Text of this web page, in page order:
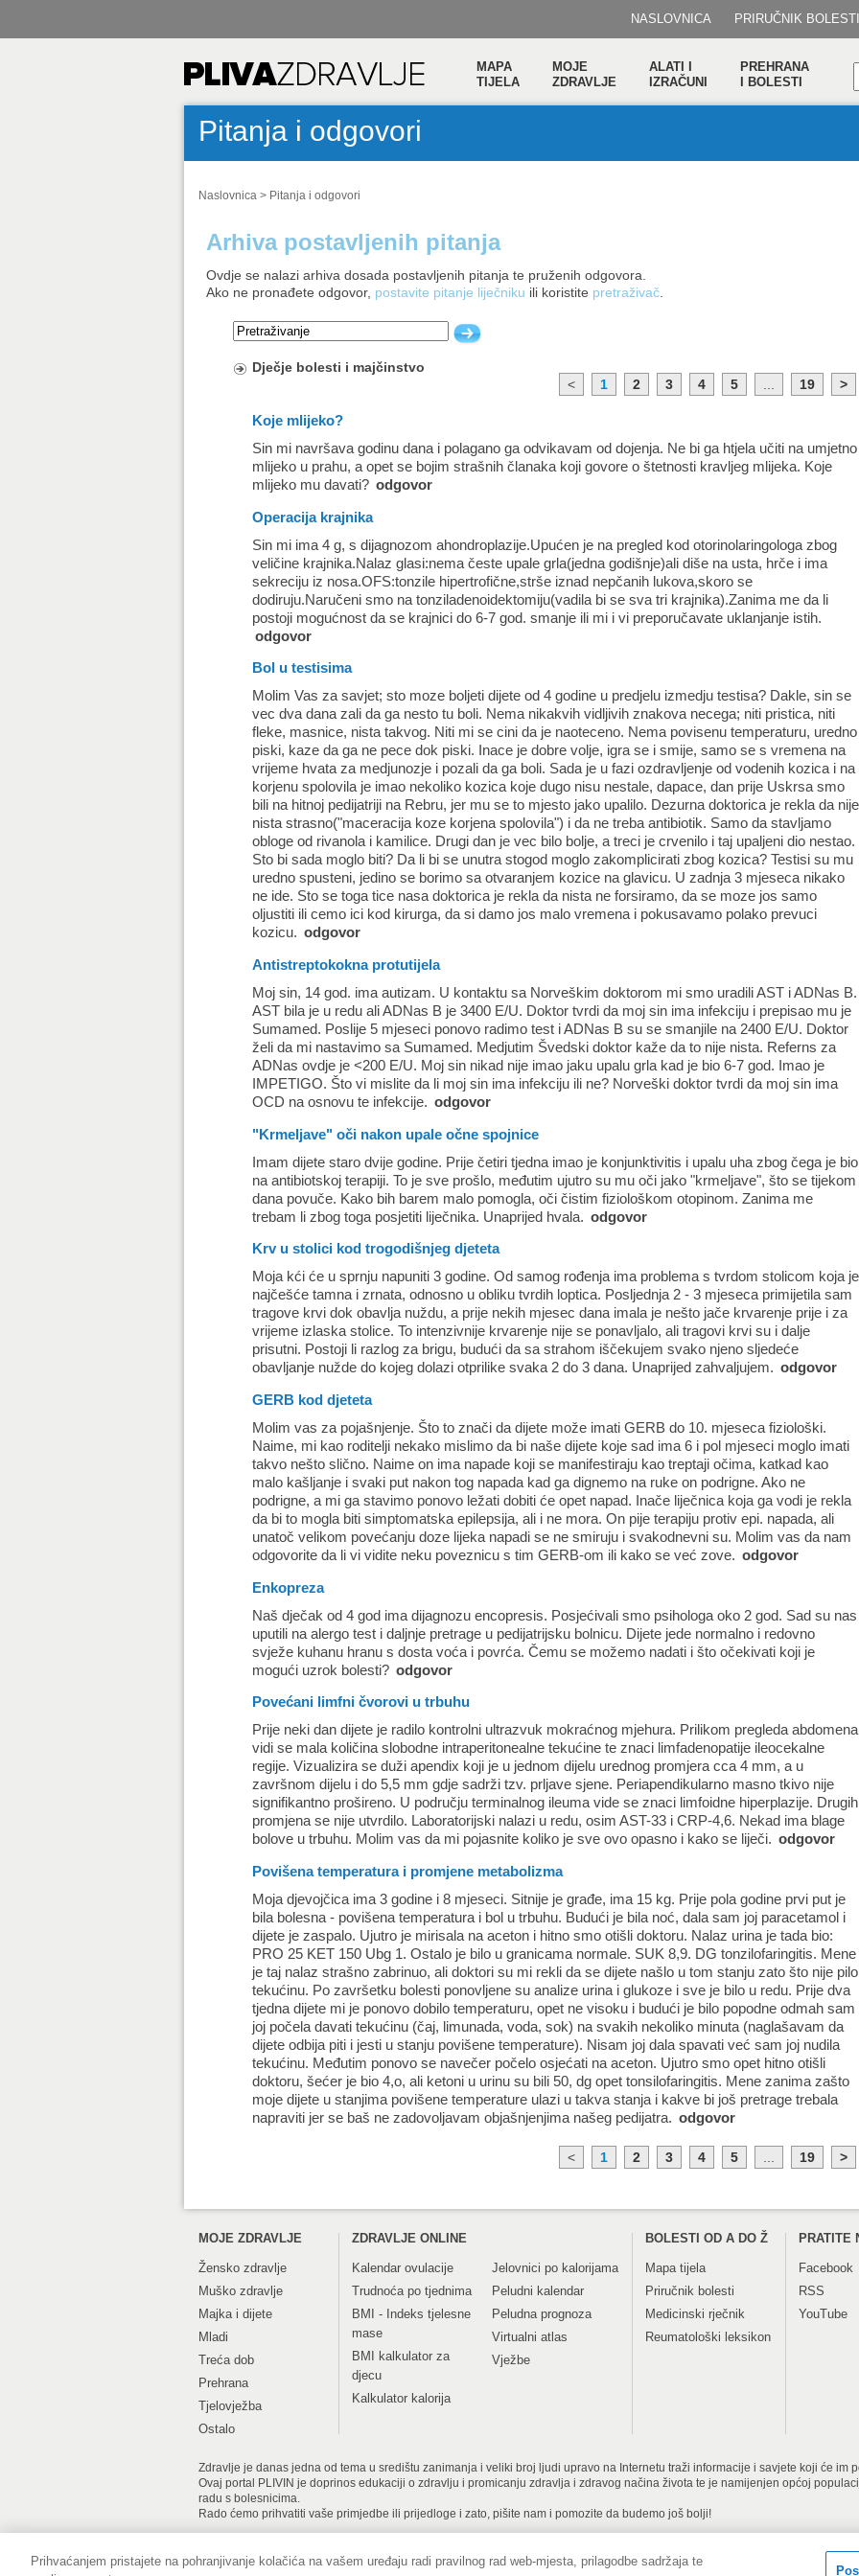
NASLOVNICA PRIRUČNIK BOLESTI
MAPA
TIJELA
MOJE
ZDRAVLJE
ALATI I
IZRAČUNI
PREHRANA
I BOLESTI
Pitanja i odgovori
Naslovnica > Pitanja i odgovori
Arhiva postavljenih pitanja
Ovdje se nalazi arhiva dosada postavljenih pitanja te pruženih odgovora.
Ako ne pronađete odgovor, postavite pitanje liječniku ili koristite pretraživač
Dječje bolesti i majčinstvo
<
1 2 3 4 5 19 >
Koje mlijeko?
Sin mi navršava godinu dana i polagano ga odvikavam od dojenja. Ne bi ga htjela učiti na umjetno
mlijeko u prahu, a opet se bojim strašnih članaka koji govore o štetnosti kravljeg mlijeka. Koje
mlijeko mu davati? odgovor
Operacija krajnika
Sin mi ima 4 g, s dijagnozom ahondroplazije.Upućen je na pregled kod otorinolaringologa zbog
veličine krajnika.Nalaz glasi:nema česte upale grla(jedna godišnje)ali diše na usta, hrče i ima
sekreciju iz nosa.OFS:tonzile hipertrofične,strše iznad nepčanih lukova,skoro se
dodiruju.Naručeni smo na tonziladenoidektomiju(vadila bi se sva tri krajnika).Zanima me da li
postoji mogućnost da se krajnici do 6-7 god. smanje ili mi i vi preporučavate uklanjanje istih.
odgovor
Bol u testisima
Molim Vas za savjet; sto moze boljeti dijete od 4 godine u predjelu izmedju testisa? Dakle, sin se
vec dva dana zali da ga nesto tu boli. Nema nikakvih vidljivih znakova necega; niti pristica, niti
fleke, masnice, nista takvog. Niti mi se cini da je naoteceno. Nema povisenu temperaturu, uredno
piski, kaze da ga ne pece dok piski. Inace je dobre volje, igra se i smije, samo se s vremena na
vrijeme hvata za medjunozje i pozali da ga boli. Sada je u fazi ozdravljenje od vodenih kozica i na
korjenu spolovila je imao nekoliko kozica koje dugo nisu nestale, dapace, dan prije Uskrsa smo
bili na hitnoj pedijatriji na Rebru, jer mu se to mjesto jako upalilo. Dezurna doktorica je rekla da nije
nista strasno("maceracija koze korjena spolovila") i da ne treba antibiotik. Samo da stavljamo
obloge od rivanola i kamilice. Drugi dan je vec bilo bolje, a treci je crvenilo i taj upaljeni dio nestao.
Sto bi sada moglo biti? Da li bi se unutra stogod moglo zakomplicirati zbog kozica? Testisi su mu
uredno spusteni, jedino se borimo sa otvaranjem kozice na glavicu. U zadnja 3 mjeseca nikako
ne ide. Sto se toga tice nasa doktorica je rekla da nista ne forsiramo, da se moze jos samo
oljustiti ili cemo ici kod kirurga, da si damo jos malo vremena i pokusavamo polako prevuci
kozicu. odgovor
Antistreptokokna protutijela
Moj sin, 14 god. ima autizam. U kontaktu sa Norveškim doktorom mi smo uradili AST i ADNas B.
AST bila je u redu ali ADNas B je 3400 E/U. Doktor tvrdi da moj sin ima infekciju i prepisao mu je
Sumamed. Poslije 5 mjeseci ponovo radimo test i ADNas B su se smanjile na 2400 E/U. Doktor
želi da mi nastavimo sa Sumamed. Medjutim Švedski doktor kaže da to nije nista. Referns za
ADNas ovdje je <200 E/U. Moj sin nikad nije imao jaku upalu grla kad je bio 6-7 god. Imao je
IMPETIGO. Što vi mislite da li moj sin ima infekciju ili ne? Norveški doktor tvrdi da moj sin ima
OCD na osnovu te infekcije. odgovor
"Krmeljave" oči nakon upale očne spojnice
Imam dijete staro dvije godine. Prije četiri tjedna imao je konjunktivitis i upalu uha zbog čega je bio
na antibiotskoj terapiji. To je sve prošlo, međutim ujutro su mu oči jako "krmeljave", što se tijekom
dana povuče. Kako bih barem malo pomogla, oči čistim fiziološkom otopinom. Zanima me
trebam li zbog toga posjetiti liječnika. Unaprijed hvala. odgovor
Krv u stolici kod trogodišnjeg djeteta
Moja kći će u sprnju napuniti 3 godine. Od samog rođenja ima problema s tvrdom stolicom koja je
najčešće tamna i zrnata, odnosno u obliku tvrdih loptica. Posljednja 2 - 3 mjeseca primijetila sam
tragove krvi dok obavlja nuždu, a prije nekih mjesec dana imala je nešto jače krvarenje prije i za
vrijeme izlaska stolice. To intenzivnije krvarenje nije se ponavljalo, ali tragovi krvi su i dalje
prisutni. Postoji li razlog za brigu, budući da sa strahom iščekujem svako njeno sljedeće
obavljanje nužde do kojeg dolazi otprilike svaka 2 do 3 dana. Unaprijed zahvaljujem. odgovor
GERB kod djeteta
Molim vas za pojašnjenje. Što to znači da dijete može imati GERB do 10. mjeseca fiziološki.
Naime, mi kao roditelji nekako mislimo da bi naše dijete koje sad ima 6 i pol mjeseci moglo imati
takvo nešto slično. Naime on ima napade koji se manifestiraju kao treptaji očima, katkad kao
malo kašljanje i svaki put nakon tog napada kad ga dignemo na ruke on podrigne. Ako ne
podrigne, a mi ga stavimo ponovo ležati dobiti će opet napad. Inače liječnica koja ga vodi je rekla
da bi to mogla biti simptomatska epilepsija, ali i ne mora. On pije terapiju protiv epi. napada, ali
unatoč velikom povećanju doze lijeka napadi se ne smiruju i svakodnevni su. Molim vas da nam
odgovorite da li vi vidite neku poveznicu s tim GERB-om ili kako se već zove. odgovor
Enkopreza
Naš dječak od 4 god ima dijagnozu encopresis. Posjećivali smo psihologa oko 2 god. Sad su nas
uputili na alergo test i daljnje pretrage u pedijatrijsku bolnicu. Dijete jede normalno i redovno
svježe kuhanu hranu s dosta voća i povrća. Čemu se možemo nadati i što očekivati koji je
mogući uzrok bolesti? odgovor
Povećani limfni čvorovi u trbuhu
Prije neki dan dijete je radilo kontrolni ultrazvuk mokraćnog mjehura. Prilikom pregleda abdomena
vidi se mala količina slobodne intraperitonealne tekućine te znaci limfadenopatije ileocekalne
regije. Vizualizira se duži apendix koji je u jednom dijelu urednog promjera cca 4 mm, a u
završnom dijelu i do 5,5 mm gdje sadrži tzv. prljave sjene. Periapendikularno masno tkivo nije
signifikantno prošireno. U području terminalnog ileuma vide se znaci limfoidne hiperplazije. Drugih
promjena se nije utvrdilo. Laboratorijski nalazi u redu, osim AST-33 i CRP-4,6. Nekad ima blage
bolove u trbuhu. Molim vas da mi pojasnite koliko je sve ovo opasno i kako se liječi. odgovor
Povišena temperatura i promjene metabolizma
Moja djevojčica ima 3 godine i 8 mjeseci. Sitnije je građe, ima 15 kg. Prije pola godine prvi put je
bila bolesna - povišena temperatura i bol u trbuhu. Budući je bila noć, dala sam joj paracetamol i
dijete je zaspalo. Ujutro je mirisala na aceton i hitno smo otišli doktoru. Nalaz urina je tada bio:
PRO 25 KET 150 Ubg 1. Ostalo je bilo u granicama normale. SUK 8,9. DG tonzilofaringitis. Mene
je taj nalaz strašno zabrinuo, ali doktori su mi rekli da se dijete našlo u tom stanju zato što nije pilo
tekućinu. Po završetku bolesti ponovljene su analize urina i glukoze i sve je bilo u redu. Prije dva
tjedna dijete mi je ponovo dobilo temperaturu, opet ne visoku i budući je bilo popodne odmah sam
joj počela davati tekućinu (čaj, limunada, voda, sok) na svakih nekoliko minuta (naglašavam da
dijete odbija piti i jesti u stanju povišene temperature). Nisam joj dala spavati već sam joj nudila
tekućinu. Međutim ponovo se navečer počelo osjećati na aceton. Ujutro smo opet hitno otišli
doktoru, šećer je bio 4,o, ali ketoni u urinu su bili 50, dg opet tonsilofaringitis. Mene zanima zašto
moje dijete u stanjima povišene temperature ulazi u takva stanja i kakve bi još pretrage trebala
napraviti jer se baš ne zadovoljavam objašnjenjima našeg pedijatra. odgovor
< 1 2 3 4 5 19 >
MOJE ZDRAVLJE
Žensko zdravlje
Muško zdravlje
Majka i dijete
Mladi
Treća dob
Prehrana
Tjelovježba
Ostalo
ZDRAVLJE ONLINE
Kalendar ovulacije
Trudnoća po tjednima
BMI - Indeks tjelesne
mase
BMI kalkulator za
djecu
Kalkulator kalorija
Jelovnici po kalorijama
Peludni kalendar
Peludna prognoza
Virtualni atlas
Vježbe
BOLESTI OD A DO Ž
Mapa tijela
Priručnik bolesti
Medicinski rječnik
Reumatološki leksikon
PRATITE
Facebook
RSS
YouTube
Zdravlje je danas jedna od tema u središtu zanimanja i veliki broj ljudi upravo na Internetu traži informacije i savjete koji će im
Ovaj portal PLIVIN je doprinos edukaciji o zdravlju i promicanju zdravlja i zdravog načina života te je namijenjen općoj
radu s bolesnicima.
Rado ćemo prihvatiti vaše primjedbe ili prijedloge i zato, pišite nam i pomozite da budemo još bolji!
Impressum Pravne informacije Zaštita privatnosti i kolačići Kontakt obrazac Copyright ©
Prihvaćanjem pristajete na pohranjivanje kolačića na vašem uređaju radi pravilnog rad web-mjesta, prilagodbe sadržaja te